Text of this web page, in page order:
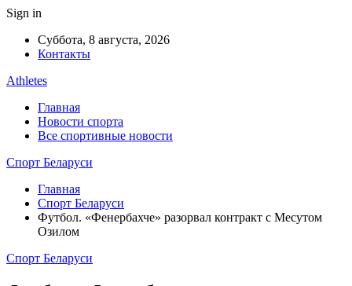
Sign in
Суббота, 8 августа, 2026
Контакты
Athletes
Главная
Новости спорта
Все спортивные новости
Спорт Беларуси
Главная
Спорт Беларуси
Футбол. «Фенербахче» разорвал контракт с Месутом
Озилом
Спорт Беларуси